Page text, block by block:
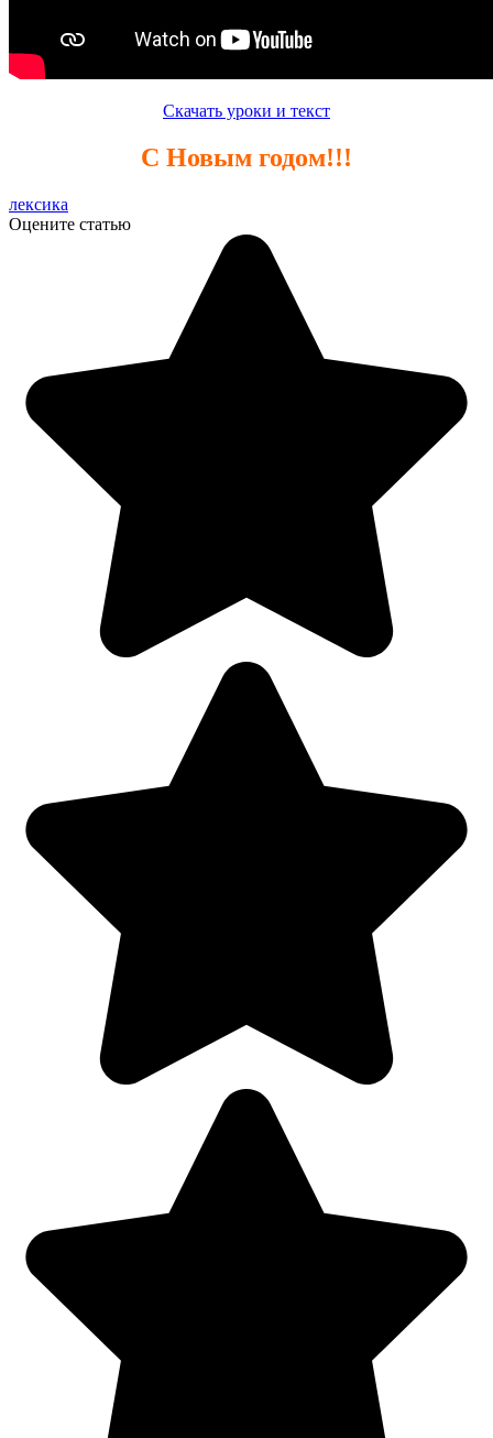
Скачать уроки и текст
С Новым годом!!!
лексика
Оцените статью